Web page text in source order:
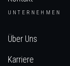
UNTERNEHMEN
Über Uns
Karriere